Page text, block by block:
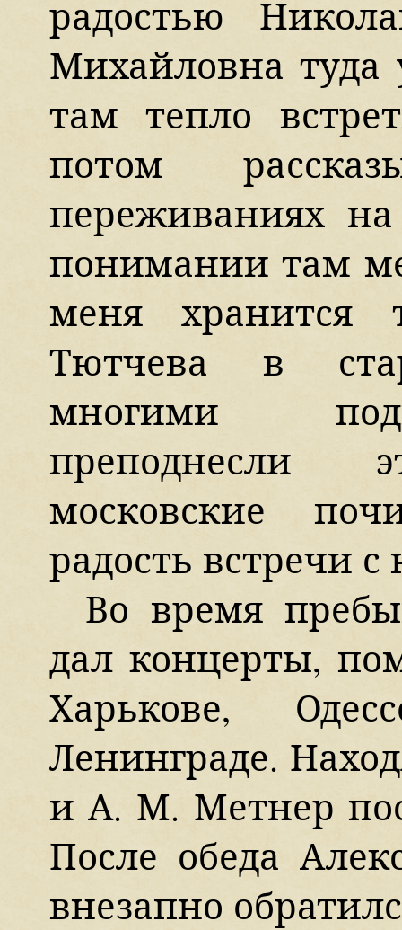
радостью
Михайловна туда
там тепло
потом
переживаниях
понимании там
меня хранится
Тютчева в
многими
преподнесли
московские
радость встречи
Во время
дал концерты,
Харькове,
Ленинграде.
и А. М. Метнер
После обеда
внезапно